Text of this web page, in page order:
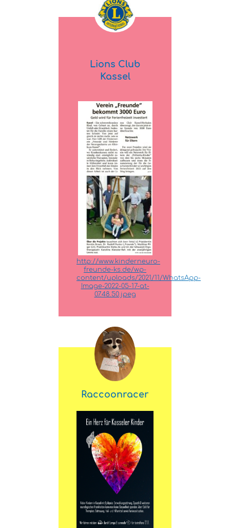
Lions Club
Kassel
http://www.kinderneuro-
freunde-ks.de/wp-
content/uploads/2021/11/WhatsApp-
Image-2022-05-17-at-
07.48.50.jpeg
Raccoonracer